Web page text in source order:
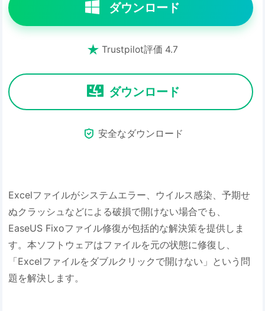
ダウンロード
 Trustpilot評価 4.7
ダウンロード
 安全なダウンロード
Excelファイルがシステムエラー、ウイルス感染、予期せ
ぬクラッシュなどによる破損で開けない場合でも、
EaseUS Fixoファイル修復が包括的な解決策を提供しま
す。本ソフトウェアはファイルを元の状態に修復し、
「Excelファイルをダブルクリックで開けない」という問
題を解決します。